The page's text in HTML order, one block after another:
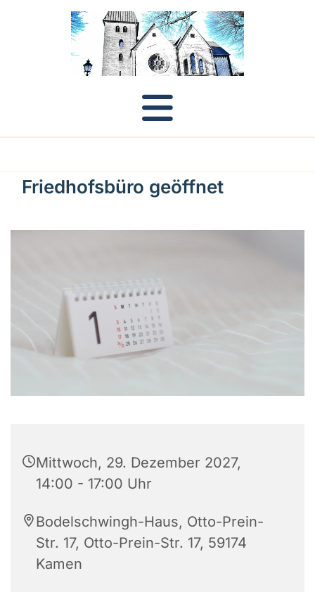
Friedhofsbüro geöffnet
Mittwoch, 29. Dezember 2027,
14:00 - 17:00 Uhr
Bodelschwingh-Haus, Otto-Prein-
Str. 17, Otto-Prein-Str. 17, 59174
Kamen